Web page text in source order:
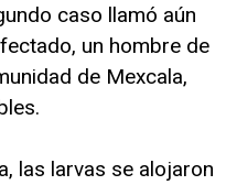
caso llamó aún
un hombre de
de Mexcala,
las larvas se alojaron